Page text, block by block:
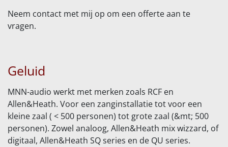
Neem contact met mij op om een offerte aan te
vragen.
Geluid
MNN-audio werkt met merken zoals RCF en
Allen&Heath. Voor een zanginstallatie tot voor een
kleine zaal ( < 500 personen) tot grote zaal (&mt; 500
personen). Zowel analoog, Allen&Heath mix wizzard, of
digitaal, Allen&Heath SQ series en de QU series.